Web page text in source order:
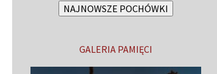
NAJNOWSZE POCHÓWKI
GALERIA PAMIĘCI